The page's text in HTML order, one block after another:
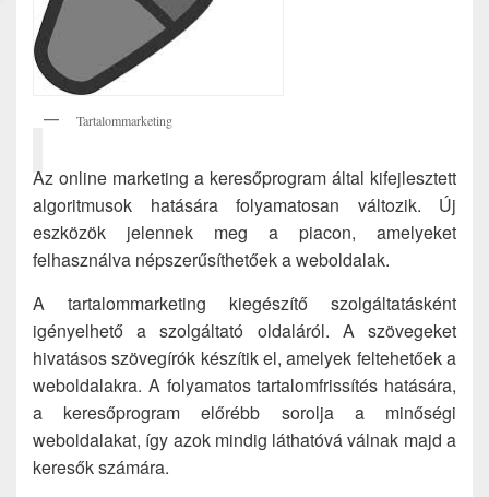
Tartalommarketing
Az online marketing a keresőprogram által kifejlesztett
algoritmusok hatására folyamatosan változik. Új
eszközök jelennek meg a piacon, amelyeket
felhasználva népszerűsíthetőek a weboldalak.
A tartalommarketing kiegészítő szolgáltatásként
igényelhető a szolgáltató oldaláról. A szövegeket
hivatásos szövegírók készítik el, amelyek feltehetőek a
weboldalakra. A folyamatos tartalomfrissítés hatására,
a keresőprogram előrébb sorolja a minőségi
weboldalakat, így azok mindig láthatóvá válnak majd a
keresők számára.